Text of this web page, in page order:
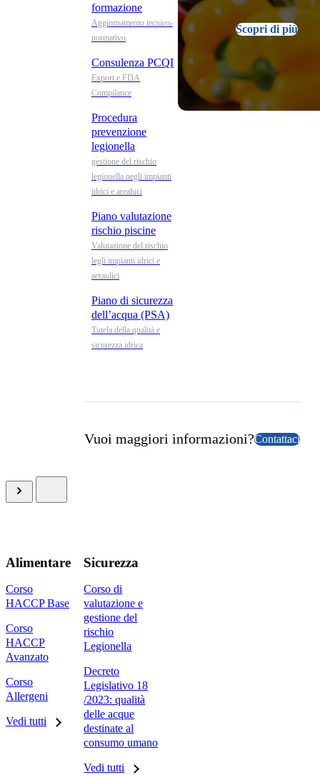
formazione
Aggiornamento tecnico-
normativo
Consulenza PCQI
Export e FDA
Compilance
Procedura
prevenzione
legionella
gestione del rischio
legionella negli impianti
idrici e arealuci
Piano valutazione
rischio piscine
Valutazione del rischio
legli impianti idrici e
aeraulici
Piano di sicurezza
dell’acqua (PSA)
Tutela della qualità e
sicurezza idrica
Scopri di più
Vuoi maggiori informazioni?Contattaci
Alimentare
Corso
HACCP Base
Corso
HACCP
Avanzato
Corso
Allergeni
Vedi tutti
Sicurezza
Corso di
valutazione e
gestione del
rischio
Legionella
Decreto
Legislativo 18
/2023: qualità
delle acque
destinate al
consumo umano
Vedi tutti